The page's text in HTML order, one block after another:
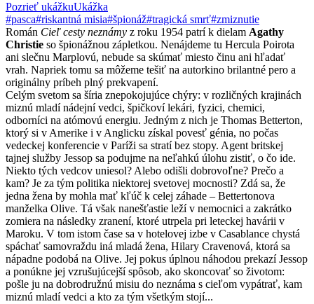
Pozrieť ukážkuUkážka
#pasca#riskantná misia#špionáž#tragická smrť#zmiznutie
Román Cieľ cesty neznámy z roku 1954 patrí k dielam Agathy
Christie so špionážnou zápletkou. Nenájdeme tu Hercula Poirota
ani slečnu Marplovú, nebude sa skúmať miesto činu ani hľadať
vrah. Napriek tomu sa môžeme tešiť na autorkino brilantné pero a
originálny príbeh plný prekvapení.
Celým svetom sa šíria znepokojujúce chýry: v rozličných krajinách
miznú mladí nádejní vedci, špičkoví lekári, fyzici, chemici,
odborníci na atómovú energiu. Jedným z nich je Thomas Betterton,
ktorý si v Amerike i v Anglicku získal povesť génia, no počas
vedeckej konferencie v Paríži sa stratí bez stopy. Agent britskej
tajnej služby Jessop sa podujme na neľahkú úlohu zistiť, o čo ide.
Niekto tých vedcov uniesol? Alebo odišli dobrovoľne? Prečo a
kam? Je za tým politika niektorej svetovej mocnosti? Zdá sa, že
jedna žena by mohla mať kľúč k celej záhade – Bettertonova
manželka Olive. Tá však nanešťastie leží v nemocnici a zakrátko
zomiera na následky zranení, ktoré utrpela pri leteckej havárii v
Maroku. V tom istom čase sa v hotelovej izbe v Casablance chystá
spáchať samovraždu iná mladá žena, Hilary Cravenová, ktorá sa
nápadne podobá na Olive. Jej pokus úplnou náhodou prekazí Jessop
a ponúkne jej vzrušujúcejší spôsob, ako skoncovať so životom:
pošle ju na dobrodružnú misiu do neznáma s cieľom vypátrať, kam
miznú mladí vedci a kto za tým všetkým stojí...